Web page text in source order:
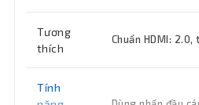
Tương
thích
Chuẩn HDMI: 2.0,
Tính